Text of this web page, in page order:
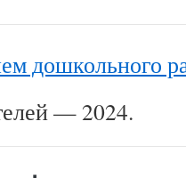
дошкольного
— 2024.